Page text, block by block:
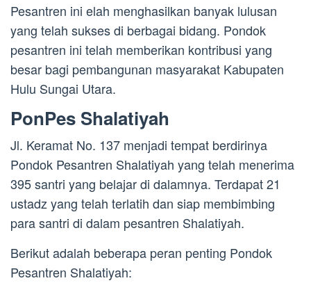
Pesantren ini elah menghasilkan banyak lulusan
yang telah sukses di berbagai bidang. Pondok
pesantren ini telah memberikan kontribusi yang
besar bagi pembangunan masyarakat Kabupaten
Hulu Sungai Utara.
PonPes Shalatiyah
Jl. Keramat No. 137 menjadi tempat berdirinya
Pondok Pesantren Shalatiyah yang telah menerima
395 santri yang belajar di dalamnya. Terdapat 21
ustadz yang telah terlatih dan siap membimbing
para santri di dalam pesantren Shalatiyah.
Berikut adalah beberapa peran penting Pondok
Pesantren Shalatiyah: